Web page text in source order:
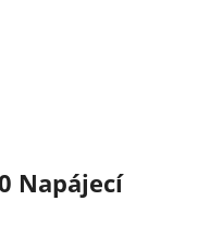
Napájecí